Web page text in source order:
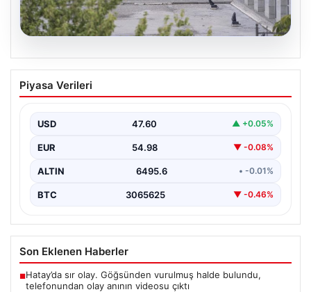
Etimesgut Belediyesi’nde Geniş
Kapsamlı Soruşturma: Başkan
Çıktı
Ankara'nın Etimesgut ilçesinde yer alan belediyeye
yönelik yürütülen kapsamlı bir soruşturmanın son
Piyasa Verileri
USD 47.60 ▲ +0.05%
EUR 54.98 ▼ -0.08%
ALTIN 6495.6 • -0.01%
BTC 3065625 ▼ -0.46%
Son Eklenen Haberler
■Hatay’da sır olay. Göğsünden vurulmuş halde bulundu,
telefonundan olay anının videosu çıktı